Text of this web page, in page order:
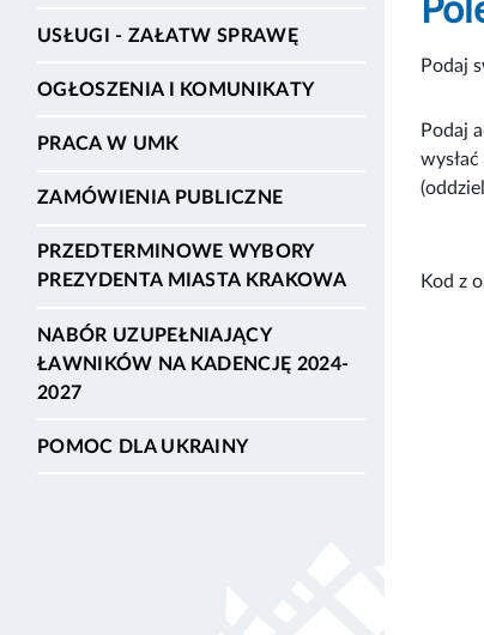
USŁUGI - ZAŁATW SPRAWĘ
OGŁOSZENIA I KOMUNIKATY
PRACA W UMK
ZAMÓWIENIA PUBLICZNE
PRZEDTERMINOWE WYBORY
PREZYDENTA MIASTA KRAKOWA
NABÓR UZUPEŁNIAJĄCY
ŁAWNIKÓW NA KADENCJĘ 2024-
2027
POMOC DLA UKRAINY
Podaj
Podaj
wysłać
Kod z